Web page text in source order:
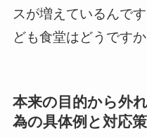
スが増えているんで
ども食堂はどうですか
本来の目的から外
為の具体例と対応策